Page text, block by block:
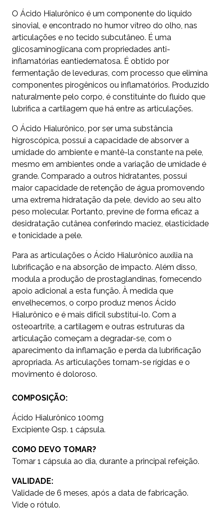
O Ácido Hialurônico é um componente do líquido
sinovial, e encontrado no humor vítreo do olho, nas
articulações e no tecido subcutâneo. É uma
glicosaminoglicana com propriedades anti-
inflamatórias eantiedematosa. É obtido por
fermentação de leveduras, com processo que elimina
componentes pirogênicos ou inflamatórios. Produzido
naturalmente pelo corpo, é constituinte do fluido que
lubrifica a cartilagem que há entre as articulações.
O Ácido Hialurônico, por ser uma substância
higroscópica, possui a capacidade de absorver a
umidade do ambiente e mantê-la constante na pele,
mesmo em ambientes onde a variação de umidade é
grande. Comparado a outros hidratantes, possui
maior capacidade de retenção de água promovendo
uma extrema hidratação da pele, devido ao seu alto
peso molecular. Portanto, previne de forma eficaz a
desidratação cutânea conferindo maciez, elasticidade
e tonicidade a pele.
Para as articulações o Ácido Hialurônico auxilia na
lubrificação e na absorção de impacto. Além disso,
modula a produção de prostaglandinas, fornecendo
apoio adicional a esta função. À medida que
envelhecemos, o corpo produz menos Ácido
Hialurônico e é mais difícil substituí-lo. Com a
osteoartrite, a cartilagem e outras estruturas da
articulação começam a degradar-se, com o
aparecimento da inflamação e perda da lubrificação
apropriada. As articulações tornam-se rígidas e o
movimento é doloroso.
COMPOSIÇÃO:
Ácido Hialurônico 100mg
Excipiente Qsp. 1 cápsula.
COMO DEVO TOMAR?
Tomar 1 cápsula ao dia, durante a principal refeição.
VALIDADE:
Validade de 6 meses, após a data de fabricação.
Vide o rótulo.